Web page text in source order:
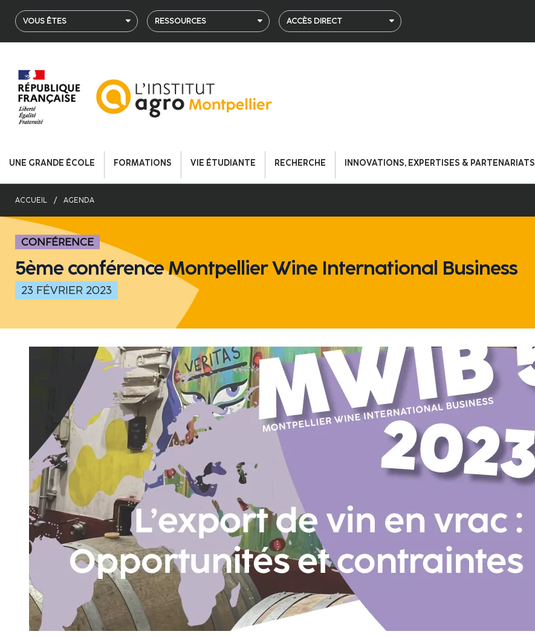
contenu
VOUS ÊTES RESSOURCES ACCÈS DIRECT
UNE GRANDE ÉCOLE FORMATIONS VIE ÉTUDIANTE RECHERCHE INNOVATIONS, EXPERTISES & PARTENARIATS
ACCUEIL AGENDA
CONFÉRENCE
5ème conférence Montpellier Wine International Business
23 FÉVRIER 2023